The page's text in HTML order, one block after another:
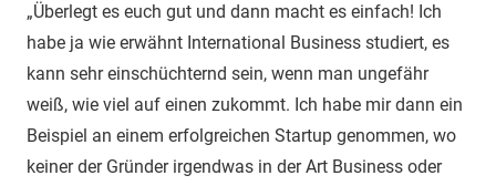
„Überlegt es euch gut und dann macht es einfach! Ich
habe ja wie erwähnt International Business studiert, es
kann sehr einschüchternd sein, wenn man ungefähr
weiß, wie viel auf einen zukommt. Ich habe mir dann ein
Beispiel an einem erfolgreichen Startup genommen, wo
keiner der Gründer irgendwas in der Art Business oder